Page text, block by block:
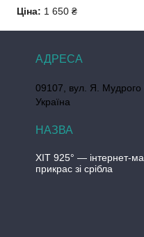
Ціна: 1 650 ₴
09107, вул. Я. Мудрого
Україна
ХІТ 925° — інтернет-
прикрас зі срібла